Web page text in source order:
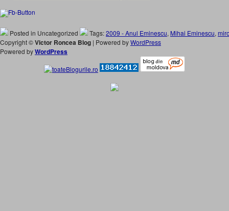
Posted in Uncategorized Tags:2009 - Anul Eminescu, Mihai Eminescu,
Copyright ©Victor Roncea Blog | Powered byWordPress
Powered byWordPress